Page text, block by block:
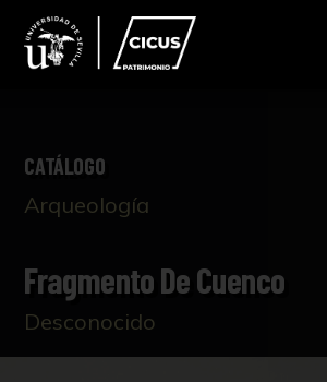
CATÁLOGO
Arqueología
Fragmento De Cuenco
Desconocido